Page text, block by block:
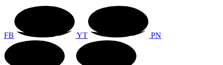
FB YT PN